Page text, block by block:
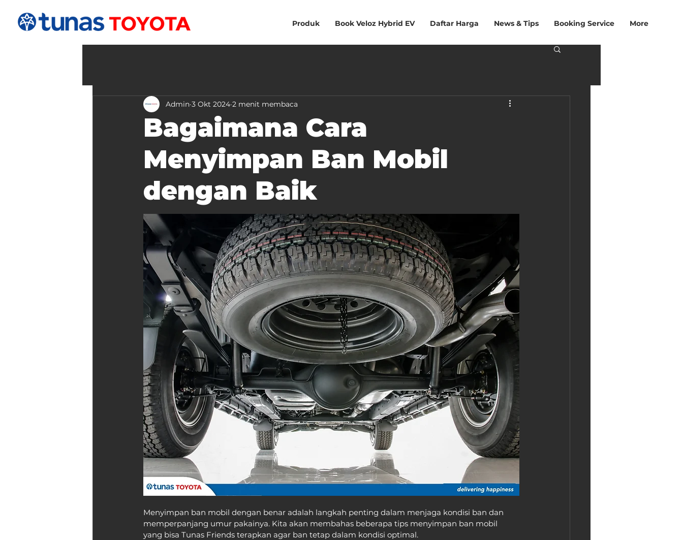
Produk Book Veloz Hybrid EV Daftar Harga News & Tips Booking Service More
Bagaimana Cara
Menyimpan Ban Mobil
dengan Baik
Admin 3 Okt 2024 2 menit membaca
Menyimpan ban mobil dengan benar adalah langkah penting dalam menjaga kondisi ban dan
memperpanjang umur pakainya. Kita akan membahas beberapa tips menyimpan ban mobil
yang bisa Tunas Friends terapkan agar ban tetap dalam kondisi optimal.